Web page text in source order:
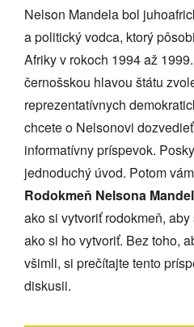
Nelson Mandela bol
a politický vodca, ktorý
Afriky v rokoch 1994 až
černošskou hlavou štátu
reprezentatívnych
chcete o Nelsonovi
informatívny príspevok.
jednoduchý úvod. Potom
Rodokmeň Nelsona
ako si vytvoriť rodokmeň,
ako si ho vytvoriť. Bez toho,
všimli, si prečítajte tento
diskusii.